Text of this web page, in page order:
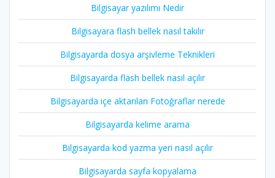
Bilgisayar yazılımı Nedir
Bilgisayara flash bellek nasıl takılır
Bilgisayarda dosya arşivleme Teknikleri
Bilgisayarda flash bellek nasıl açılır
Bilgisayarda içe aktarılan Fotoğraflar nerede
Bilgisayarda kelime arama
Bilgisayarda kod yazma yeri nasıl açılır
Bilgisayarda sayfa kopyalama